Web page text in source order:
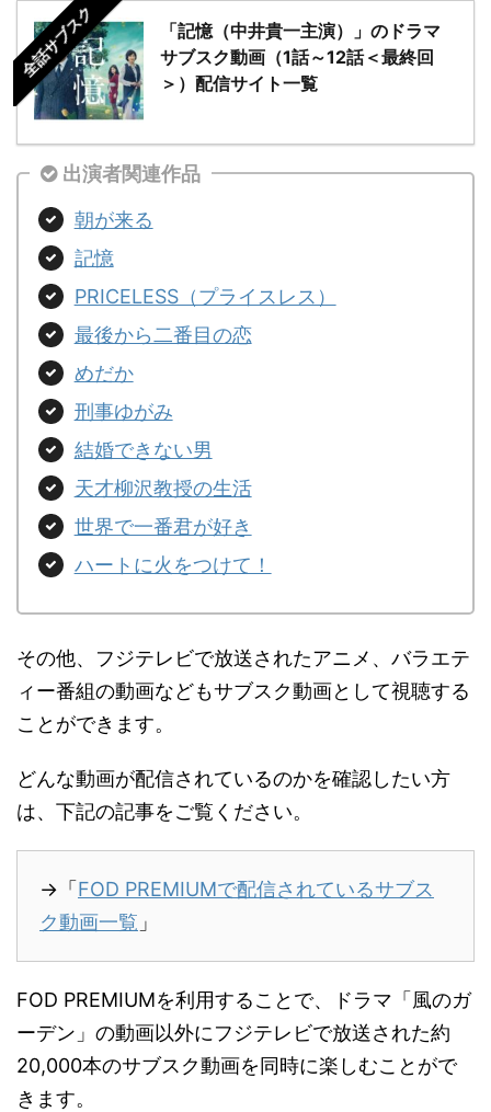
全話サブスク
「記憶（中井貴一主演）」のドラマ
サブスク動画（1話～12話＜最終回
＞）配信サイト一覧
出演者関連作品
朝が来る
記憶
PRICELESS（プライスレス）
最後から二番目の恋
めだか
刑事ゆがみ
結婚できない男
天才柳沢教授の生活
世界で一番君が好き
ハートに火をつけて！
その他、フジテレビで放送されたアニメ、バラエテ
ィー番組の動画などもサブスク動画として視聴する
ことができます。
どんな動画が配信されているのかを確認したい方
は、下記の記事をご覧ください。
→「 FOD PREMIUMで配信されているサブス
ク動画一覧 」
FOD PREMIUMを利用することで、ドラマ「風のガ
ーデン」の動画以外にフジテレビで放送された約
20,000本のサブスク動画を同時に楽しむことがで
きます。